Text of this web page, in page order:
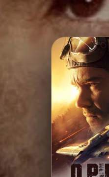
Minha Lista
Pesquisar